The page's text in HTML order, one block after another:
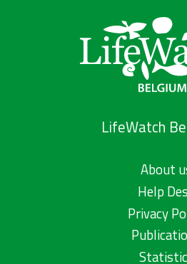
LifeWatch
About
Help
Privacy